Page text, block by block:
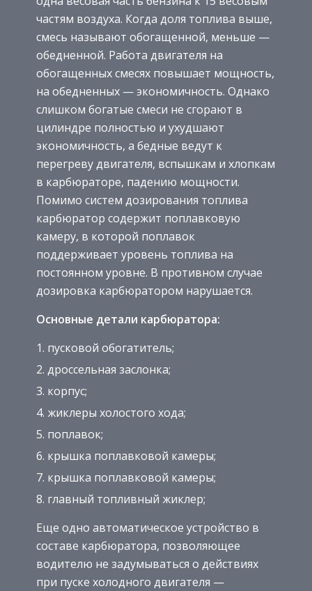
частям воздуха. Когда доля топлива выше,
смесь называют обогащенной, меньше —
обедненной. Работа двигателя на
обогащенных смесях повышает мощность,
на обедненных — экономичность. Однако
слишком богатые смеси не сгорают в
цилиндре полностью и ухудшают
экономичность, а бедные ведут к
перегреву двигателя, вспышкам и хлопкам
в карбюраторе, падению мощности.
Помимо систем дозирования топлива
карбюратор содержит поплавковую
камеру, в которой поплавок
поддерживает уровень топлива на
постоянном уровне. В противном случае
дозировка карбюратором нарушается.
Основные детали карбюратора:
пусковой обогатитель;
дроссельная заслонка;
корпус;
жиклеры холостого хода;
поплавок;
крышка поплавковой камеры;
крышка поплавковой камеры;
главный топливный жиклер;
Еще одно автоматическое устройство в
составе карбюратора, позволяющее
водителю не задумываться о действиях
при пуске холодного двигателя —